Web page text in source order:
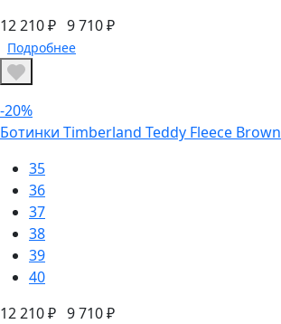
12 210 ₽ 9 710 ₽
Подробнее
-20%
Ботинки Timberland Teddy Fleece Brown
35
36
37
38
39
40
12 210 ₽ 9 710 ₽